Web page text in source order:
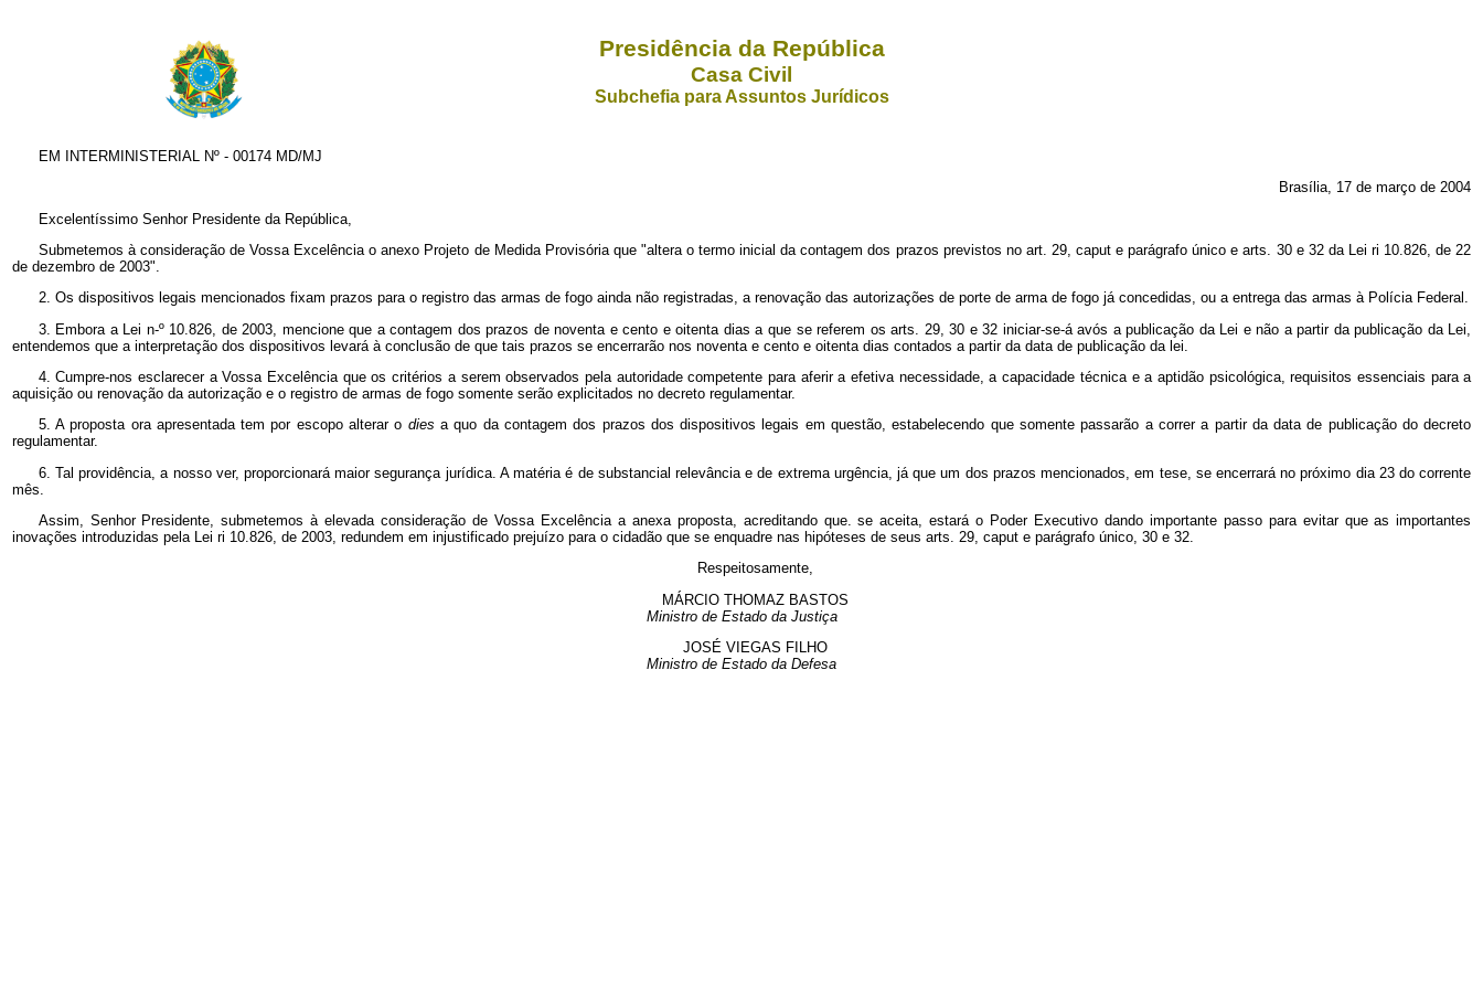
Presidência da República
Casa Civil
Subchefia para Assuntos Jurídicos
EM INTERMINISTERIAL Nº - 00174 MD/MJ
Brasília, 17 de março de 2004
Excelentíssimo Senhor Presidente da República,
Submetemos à consideração de Vossa Excelência o anexo Projeto de Medida Provisória que "altera o termo inicial da contagem dos prazos previstos no art. 29, caput e parágrafo único e arts. 30 e 32 da Lei ri 10.826, de 22
de dezembro de 2003".
2. Os dispositivos legais mencionados fixam prazos para o registro das armas de fogo ainda não registradas, a renovação das autorizações de porte de arma de fogo já concedidas, ou a entrega das armas à Polícia Federal.
3. Embora a Lei n-º 10.826, de 2003, mencione que a contagem dos prazos de noventa e cento e oitenta dias a que se referem os arts. 29, 30 e 32 iniciar-se-á avós a publicação da Lei e não a partir da publicação da Lei,
entendemos que a interpretação dos dispositivos levará à conclusão de que tais prazos se encerrarão nos noventa e cento e oitenta dias contados a partir da data de publicação da lei.
4. Cumpre-nos esclarecer a Vossa Excelência que os critérios a serem observados pela autoridade competente para aferir a efetiva necessidade, a capacidade técnica e a aptidão psicológica, requisitos essenciais para a
aquisição ou renovação da autorização e o registro de armas de fogo somente serão explicitados no decreto regulamentar.
5. A proposta ora apresentada tem por escopo alterar o diesa quo da contagem dos prazos dos dispositivos legais em questão, estabelecendo que somente passarão a correr a partir da data de publicação do decreto
regulamentar.
6. Tal providência, a nosso ver, proporcionará maior segurança jurídica. A matéria é de substancial relevância e de extrema urgência, já que um dos prazos mencionados, em tese, se encerrará no próximo dia 23 do corrente
mês.
Assim, Senhor Presidente, submetemos à elevada consideração de Vossa Excelência a anexa proposta, acreditando que. se aceita, estará o Poder Executivo dando importante passo para evitar que as importantes
inovações introduzidas pela Lei ri 10.826, de 2003, redundem em injustificado prejuízo para o cidadão que se enquadre nas hipóteses de seus arts. 29, caput e parágrafo único, 30 e 32.
Respeitosamente,
MÁRCIO THOMAZ BASTOS
Ministro de Estado da Justiça
JOSÉ VIEGAS FILHO
Ministro de Estado da Defesa